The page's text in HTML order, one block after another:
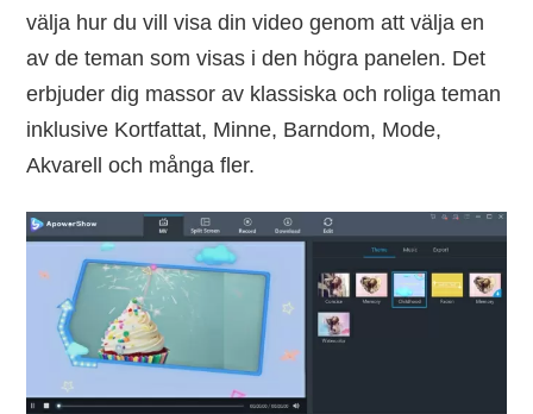
välja hur du vill visa din video genom att välja en
av de teman som visas i den högra panelen. Det
erbjuder dig massor av klassiska och roliga teman
inklusive Kortfattat, Minne, Barndom, Mode,
Akvarell och många fler.